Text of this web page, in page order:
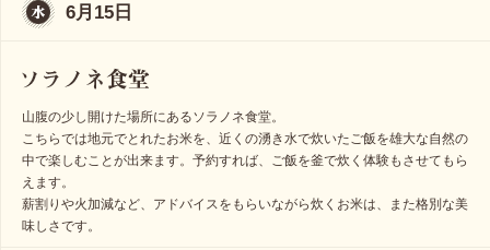
6月15日
山腹の少し開けた場所にあるソラノネ食堂。
こちらでは地元でとれたお米を、近くの湧き水で炊いたご飯を雄大な自然の
中で楽しむことが出来ます。予約すれば、ご飯を釜で炊く体験もさせてもら
えます。
薪割りや火加減など、アドバイスをもらいながら炊くお米は、また格別な美
味しさです。